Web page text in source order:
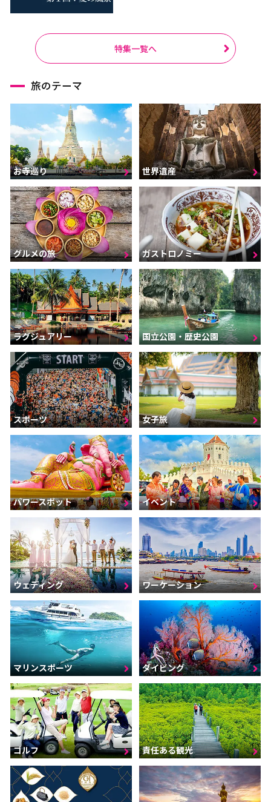
特集一覧へ
旅のテーマ
お寺巡り 世界遺産
グルメの旅 ガストロノミー
ラグジュアリー 国立公園・歴史公園
スポーツ 女子旅
パワースポット イベント
ウェディング ワーケーション
マリンスポーツ ダイビング
ゴルフ 責任ある観光